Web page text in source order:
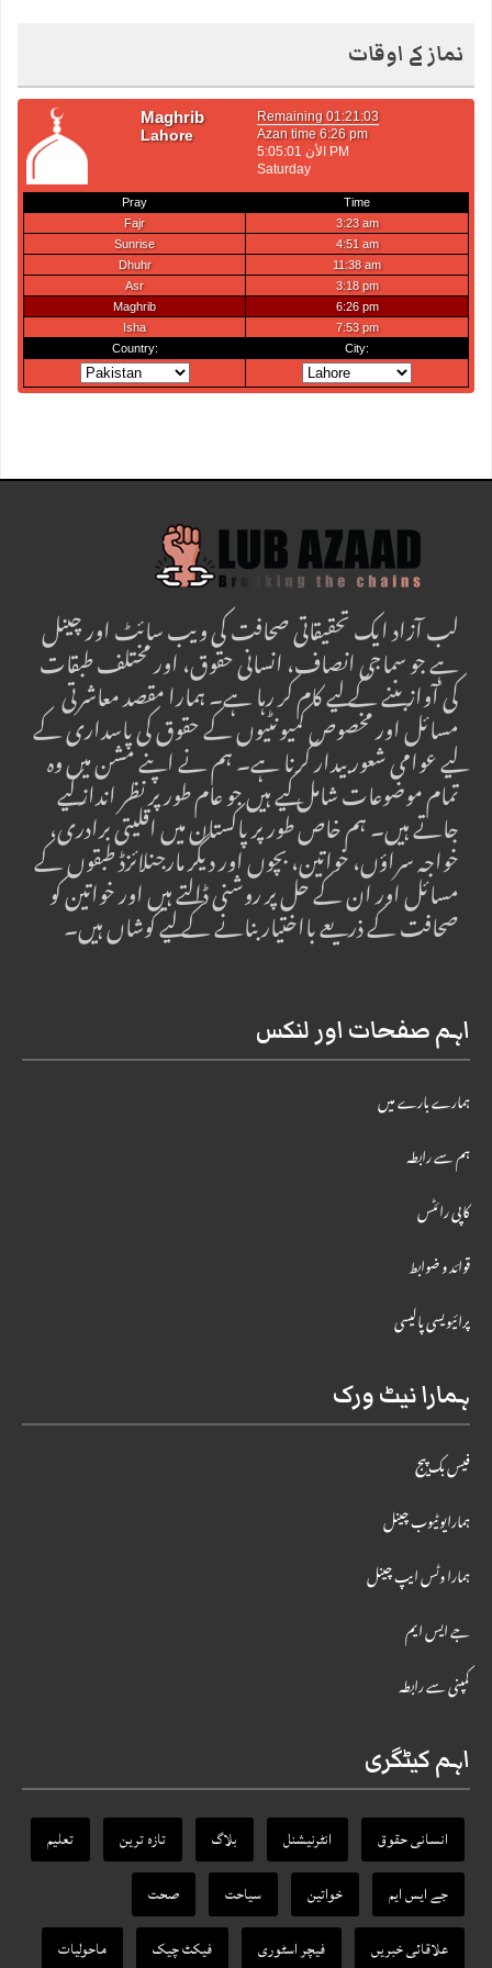
نماز کے اوقات
لب آزاد ایک تحقیقاتی صحافت کی ویب سائٹ اور چینل
ہے جو سماجی انصاف، انسانی حقوق، اور مختلف طبقات
کی آواز بننے کے لیے کام کر رہا ہے۔ ہمارا مقصد معاشرتی
مسائل اور مخصوص کمیونٹیوں کے حقوق کی پاسداری کے
لیے عوامی شعور بیدار کرنا ہے۔ ہم نے اپنے مشن میں وہ
تمام موضوعات شامل کیے ہیں جو عام طور پر نظر انداز کیے
جاتے ہیں۔ ہم خاص طور پر پاکستان میں اقلیتی برادری،
خواجہ سراؤں، خواتین، بچوں اور دیگر مارجنلائزڈ طبقوں کے
مسائل اور ان کے حل پر روشنی ڈالتے ہیں اور خواتین کو
صحافت کے ذریعے بااختیار بنانے کے لیے کوشاں ہیں۔
اہم صفحات اور لنکس
ہمارے بارے میں
ہم سے رابطہ
کاپی رائٹس
قوائد و ضوابط
پرائیویسی پالیسی
ہمارا نیٹ ورک
فیس بک پیج
ہمارایوٹیوب چینل
ہمارا وٹس ایپ چینل
جے ایس ایم
کمپنی سے رابطہ
اہم کیٹگری
انسانی حقوق انٹرنیشنل بلاگ تازہ ترین
تعلیم
جے ایس ایم
خواتین سیاحت
صحت
علاقائی خبریں
فیچر اسٹوری فیکٹ‌ چیک ماحولیات